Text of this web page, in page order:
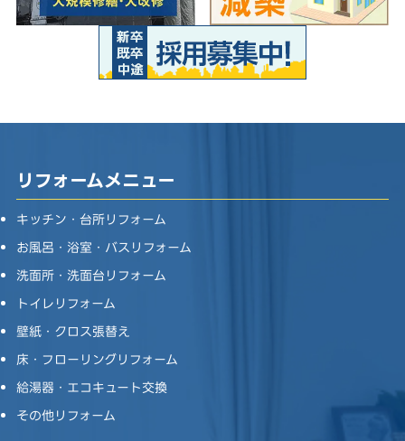
リフォームメニュー
キッチン・台所リフォーム
お風呂・浴室・バスリフォーム
洗面所・洗面台リフォーム
トイレリフォーム
壁紙・クロス張替え
床・フローリングリフォーム
給湯器・エコキュート交換
その他リフォーム